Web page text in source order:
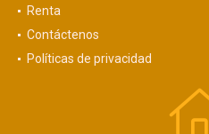
Renta
Contáctenos
Políticas de privacidad